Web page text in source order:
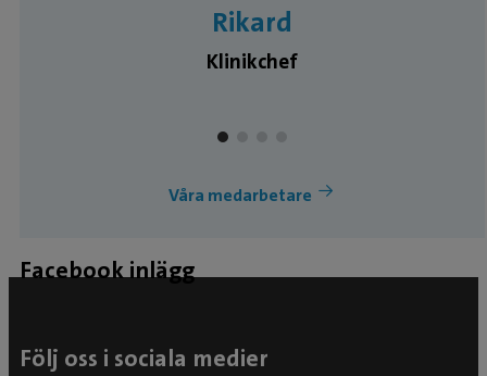
Rikard
Klinikchef
Våra medarbetare
Facebook inlägg
Följ oss i sociala medier